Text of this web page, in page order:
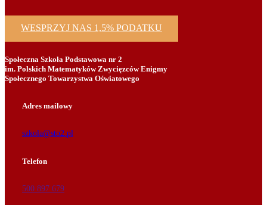
WESPRZYJ NAS 1,5% PODATKU
Społeczna Szkoła Podstawowa nr 2
im. Polskich Matematyków Zwycięzców Enigmy
Społecznego Towarzystwa Oświatowego
Adres mailowy
szkola@sto2.pl
Telefon
500 897 679